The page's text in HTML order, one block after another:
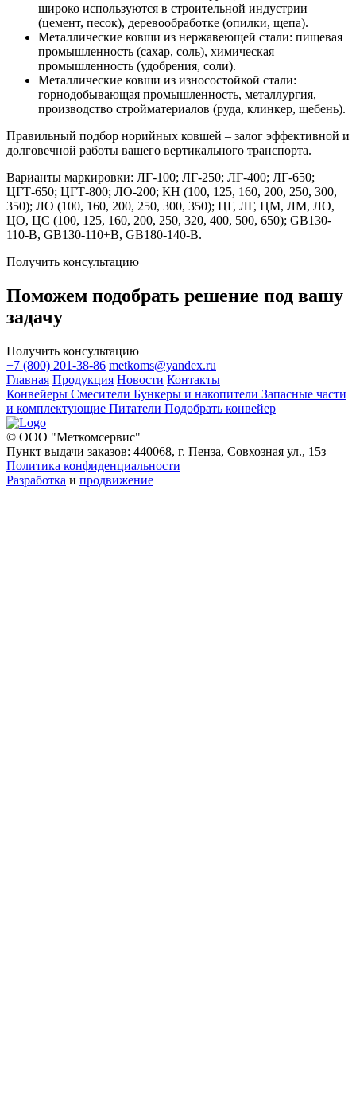
широко используются в строительной индустрии
(цемент, песок), деревообработке (опилки, щепа).
Металлические ковши из нержавеющей стали: пищевая
промышленность (сахар, соль), химическая
промышленность (удобрения, соли).
Металлические ковши из износостойкой стали:
горнодобывающая промышленность, металлургия,
производство стройматериалов (руда, клинкер, щебень).
Правильный подбор норийных ковшей – залог эффективной и
долговечной работы вашего вертикального транспорта.
Варианты маркировки: ЛГ-100; ЛГ-250; ЛГ-400; ЛГ-650;
ЦГТ-650; ЦГТ-800; ЛО-200; КН (100, 125, 160, 200, 250, 300,
350); ЛО (100, 160, 200, 250, 300, 350); ЦГ, ЛГ, ЦМ, ЛМ, ЛО,
ЦО, ЦС (100, 125, 160, 200, 250, 320, 400, 500, 650); GB130-
110-B, GB130-110+B, GB180-140-B.
Получить консультацию
Поможем подобрать решение под вашу
задачу
Получить консультацию
+7 (800) 201-38-86 metkoms@yandex.ru
Главная Продукция Новости Контакты
Конвейеры Смесители Бункеры и накопители Запасные части
и комплектующие Питатели Подобрать конвейер
© ООО "Меткомсервис"
Пункт выдачи заказов: 440068, г. Пенза, Совхозная ул., 15з
Политика конфиденциальности
Разработка и продвижение